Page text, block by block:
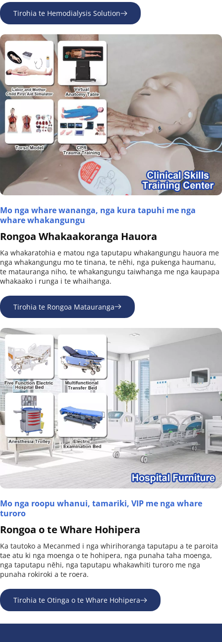
Tirohia te Hemodialysis Solution
Mo nga whare wananga, nga kura tapuhi me nga
whare whakangungu
Rongoa Whakaakoranga Hauora
Ka whakaratohia e matou nga taputapu whakangungu hauora me
nga whakangungu mo te tinana, te nēhi, nga pukenga haumanu,
te matauranga niho, te whakangungu taiwhanga me nga kaupapa
whakaako i runga i te whaihanga.
Tirohia te Rongoa Matauranga
Mo nga roopu whanui, tamariki, VIP me nga whare
turoro
Rongoa o te Whare Hohipera
Ka tautoko a Mecanmed i nga whirihoranga taputapu a te paroita
tae atu ki nga moenga o te hohipera, nga punaha taha moenga,
nga taputapu nēhi, nga taputapu whakawhiti turoro me nga
punaha rokiroki a te roera.
Tirohia te Otinga o te Whare Hohipera